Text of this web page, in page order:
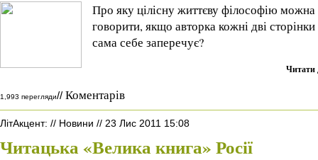
Про яку цілісну життєву філософію можна
говорити, якщо авторка кожні дві сторінки
сама себе заперечує?
Читати
1,993 перегляди// Коментарів
ЛітАкцент: // Новини // 23 Лис 2011 15:08
Читацька «Велика книга» Росії